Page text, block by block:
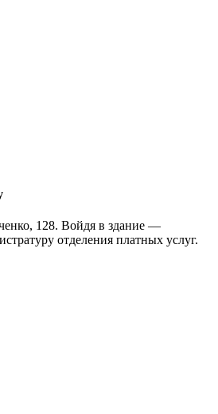
128. Войдя в здание —
отделения платных услуг.